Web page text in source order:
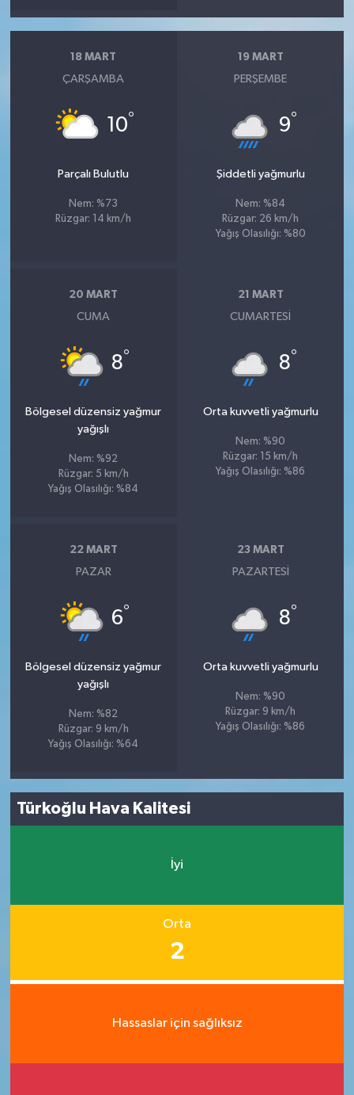
18 MART
ÇARŞAMBA
10°
Parçalı Bulutlu
Nem: %73
Rüzgar: 14 km/h
19 MART
PERŞEMBE
9°
Şiddetli yağmurlu
Nem: %84
Rüzgar: 26 km/h
Yağış Olasılığı: %80
20 MART
CUMA
8°
Bölgesel düzensiz yağmur
yağışlı
Nem: %92
Rüzgar: 5 km/h
Yağış Olasılığı: %84
21 MART
CUMARTESI
8°
Orta kuvvetli yağmurlu
Nem: %90
Rüzgar: 15 km/h
Yağış Olasılığı: %86
22 MART
PAZAR
6°
Bölgesel düzensiz yağmur
yağışlı
Nem: %82
Rüzgar: 9 km/h
Yağış Olasılığı: %64
23 MART
PAZARTESI
8°
Orta kuvvetli yağmurlu
Nem: %90
Rüzgar: 9 km/h
Yağış Olasılığı: %86
Türkoğlu Hava Kalitesi
İyi
Orta
2
Hassaslar için sağlıksız